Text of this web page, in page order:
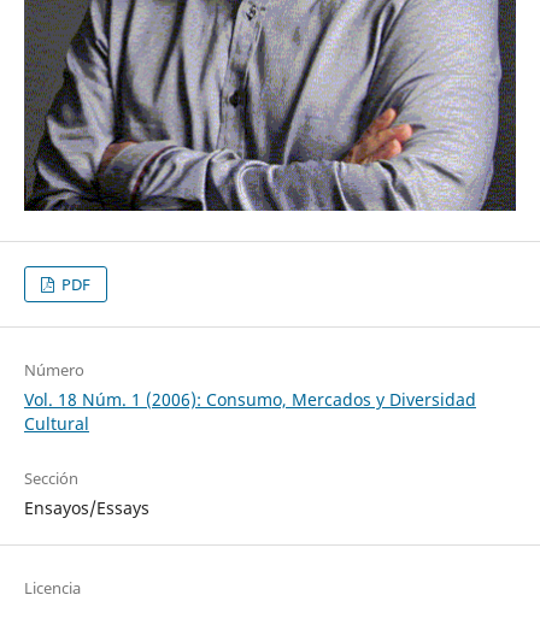
PDF
Número
Vol. 18 Núm. 1 (2006): Consumo, Mercados y Diversidad
Cultural
Sección
Ensayos/Essays
Licencia